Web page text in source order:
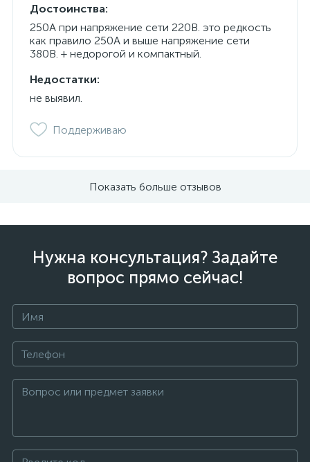
Достоинства:
250А при напряжение сети 220В. это редкость
как правило 250А и выше напряжение сети
380В. + недорогой и компактный.
Недостатки:
не выявил.
Поддерживаю
Показать больше отзывов
Нужна консультация? Задайте
вопрос прямо сейчас!